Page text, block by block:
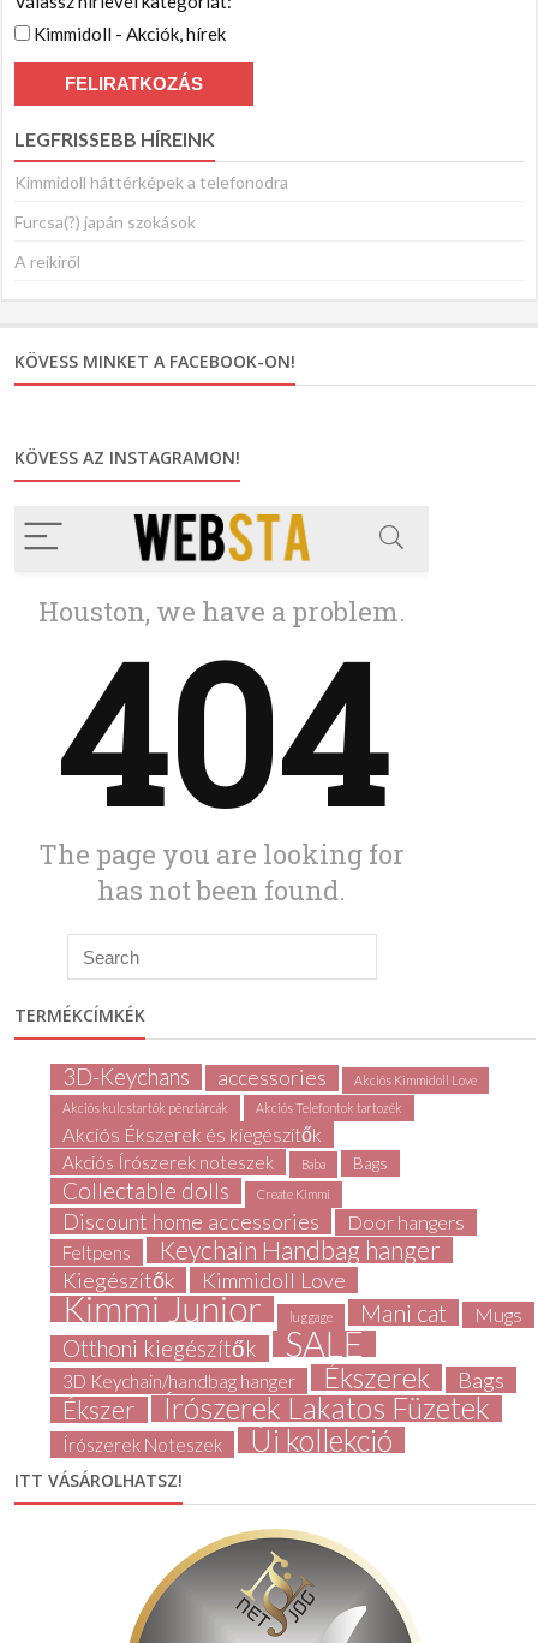
Kimmidoll - Akciók, hírek
LEGFRISSEBB HÍREINK
Kimmidoll háttérképek a telefonodra
Furcsa(?) japán szokások
A reikiről
KÖVESS MINKET A FACEBOOK-ON!
KÖVESS AZ INSTAGRAMON!
TERMÉKCÍMKÉK
3D-Keychans accessories
Akciós Kimmidoll Love
Akciós kulcstartók pénztárcák
Akciós Telefontok tartozék
Akciós Ékszerek és kiegészítők
Akciós Írószerek noteszek Baba Bags
Collectable dolls Create Kimmi
Discount home accessories Door hangers
Feltpens Keychain Handbag hanger
Kiegészítők Kimmidoll Love
Kimmi Junior luggage Mani cat Mugs
Otthoni kiegészítők SALE
3D Keychain/handbag hanger Ékszerek Bags
Ékszer Írószerek Lakatos Füzetek
Írószerek Noteszek Új kollekció
ITT VÁSÁROLHATSZ!